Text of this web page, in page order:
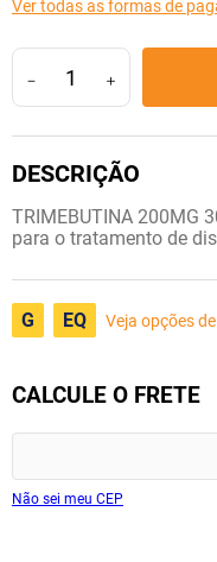
Ver todas as formas de
＋
－
TRIMEBUTINA 200MG
para o tratamento de
G EQ Veja opções
CALCULE O FRETE
Não sei meu CEP